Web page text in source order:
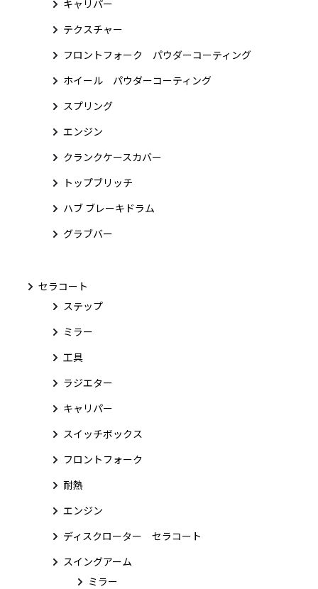
キャリパー
テクスチャー
フロントフォーク パウダーコーティング
ホイール パウダーコーティング
スプリング
エンジン
クランクケースカバー
トップブリッチ
ハブ ブレーキドラム
グラブバー
セラコート
ステップ
ミラー
工具
ラジエター
キャリパー
スイッチボックス
フロントフォーク
耐熱
エンジン
ディスクローター セラコート
スイングアーム
ミラー